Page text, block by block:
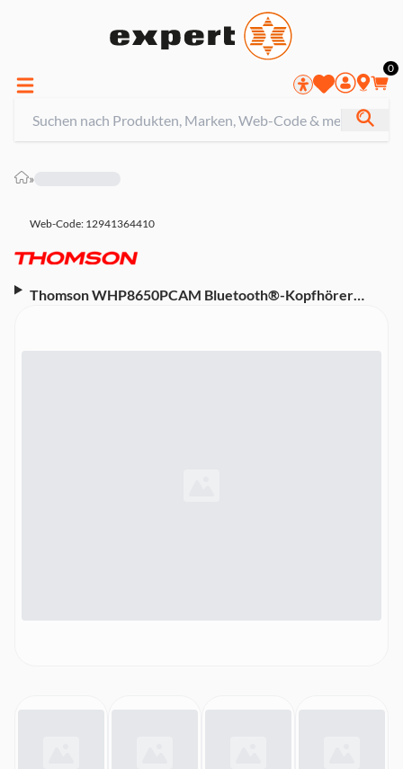
0
»
Web-Code: 12941364410
Thomson WHP8650PCAM Bluetooth®-Kopfhörer